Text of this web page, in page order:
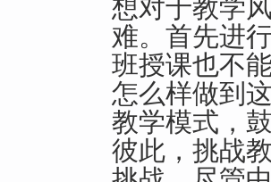
想对于教学
难。首先进
班授课也不
怎么样做到
教学模式，
彼此，挑战